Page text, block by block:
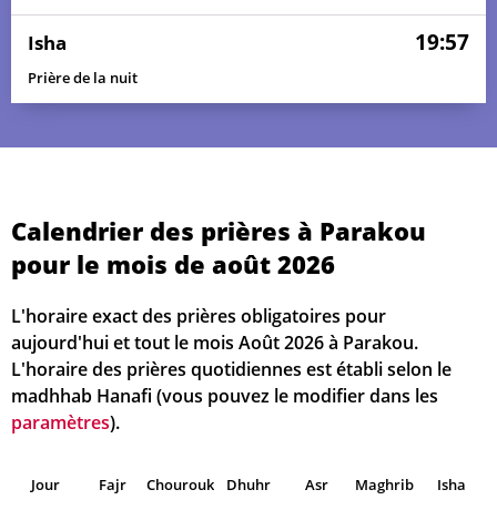
Isha 19:57
Prière de la nuit
Calendrier des prières à Parakou
pour le mois de août 2026
L'horaire exact des prières obligatoires pour
aujourd'hui et tout le mois Août 2026 à Parakou.
L'horaire des prières quotidiennes est établi selon le
madhhab Hanafi (vous pouvez le modifier dans les
paramètres).
Jour Fajr Chourouk Dhuhr Asr Maghrib Isha
01, Sa 05:52 06:40 12:56 16:15 19:12
03, Lu 05:52 06:40 12:56 16:14 19:11
04, Ma 05:53 06:40 12:56 16:14 19:11 19:58
05:53
06, Je 05:53 06:41 12:55 16:12 19:10 19:58